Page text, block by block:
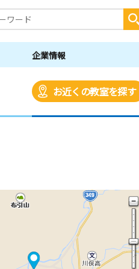
企業情報
お近くの教室を探す